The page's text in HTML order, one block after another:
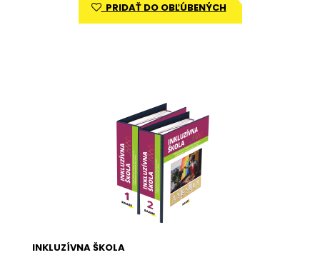
PRIDAŤ DO OBĽÚBENÝCH
INKLUZÍVNA ŠKOLA